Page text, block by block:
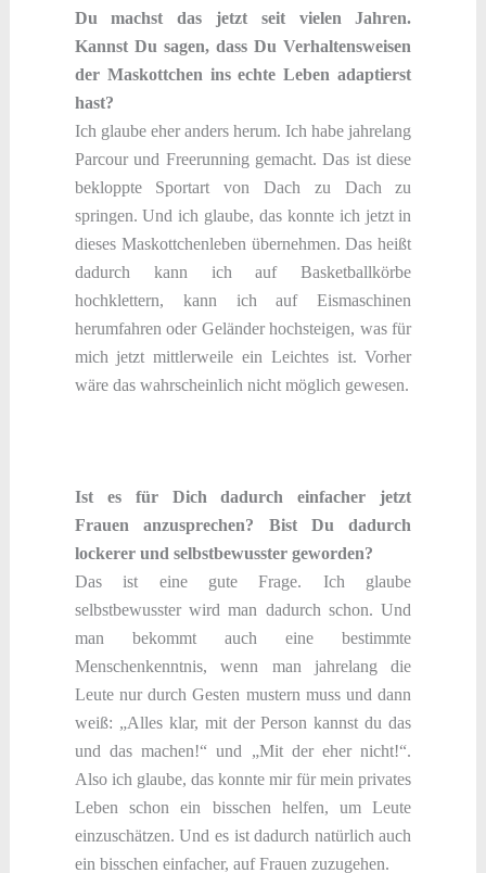
Du machst das jetzt seit vielen Jahren.
Kannst Du sagen, dass Du Verhaltensweisen
der Maskottchen ins echte Leben adaptierst
hast?
Ich glaube eher anders herum. Ich habe jahrelang
Parcour und Freerunning gemacht. Das ist diese
bekloppte Sportart von Dach zu Dach zu
springen. Und ich glaube, das konnte ich jetzt in
dieses Maskottchenleben übernehmen. Das heißt
dadurch kann ich auf Basketballkörbe
hochklettern, kann ich auf Eismaschinen
herumfahren oder Geländer hochsteigen, was für
mich jetzt mittlerweile ein Leichtes ist. Vorher
wäre das wahrscheinlich nicht möglich gewesen.
Ist es für Dich dadurch einfacher jetzt
Frauen anzusprechen? Bist Du dadurch
lockerer und selbstbewusster geworden?
Das ist eine gute Frage. Ich glaube
selbstbewusster wird man dadurch schon. Und
man bekommt auch eine bestimmte
Menschenkenntnis, wenn man jahrelang die
Leute nur durch Gesten mustern muss und dann
weiß: „Alles klar, mit der Person kannst du das
und das machen!“ und „Mit der eher nicht!“.
Also ich glaube, das konnte mir für mein privates
Leben schon ein bisschen helfen, um Leute
einzuschätzen. Und es ist dadurch natürlich auch
ein bisschen einfacher, auf Frauen zuzugehen.